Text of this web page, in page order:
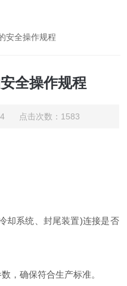
安全操作规程
全操作规程
点击次数：1583
系统、封尾装置)连接是否
确保符合生产标准‌。